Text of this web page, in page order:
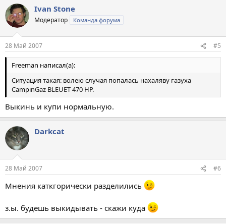
Ivan Stone
Модератор Команда форума
28 Май 2007 #5
Freeman написал(а):
Ситуация такая: волею случая попалась нахаляву газуха
CampinGaz BLEUET 470 HP.
Выкинь и купи нормальную.
Darkcat
28 Май 2007 #6
Мнения каткгорически разделились
з.ы. будешь выкидывать - скажи куда